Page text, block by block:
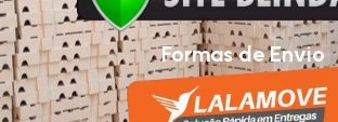
Formas de Envio